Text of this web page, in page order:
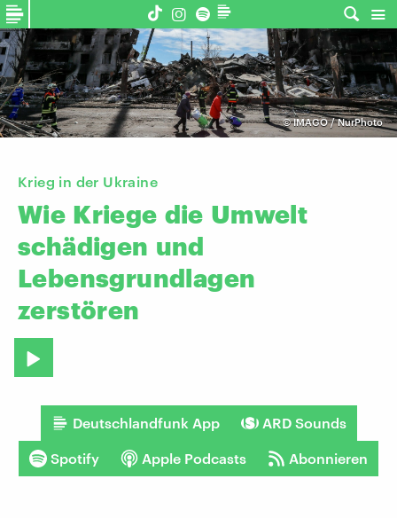
©IMAGO / NurPhoto
Krieg in der Ukraine
Wie Kriege die Umwelt
schädigen und
Lebensgrundlagen
zerstören
Deutschlandfunk App ARD Sounds
Spotify Apple Podcasts Abonnieren